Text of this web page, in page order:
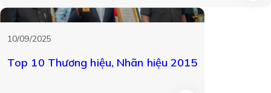
10/09/2025
Top 10 Thương hiệu, Nhãn hiệu 2015